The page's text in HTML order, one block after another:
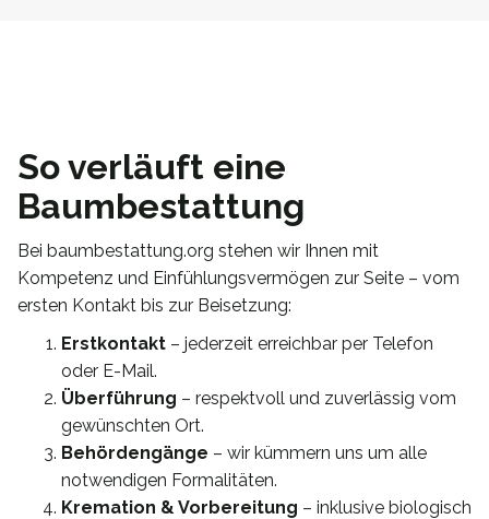
So verläuft eine
Baumbestattung
Bei baumbestattung.org stehen wir Ihnen mit
Kompetenz und Einfühlungsvermögen zur Seite – vom
ersten Kontakt bis zur Beisetzung:
Erstkontakt – jederzeit erreichbar per Telefon
oder E-Mail.
Überführung – respektvoll und zuverlässig vom
gewünschten Ort.
Behördengänge – wir kümmern uns um alle
notwendigen Formalitäten.
Kremation & Vorbereitung – inklusive biologisch